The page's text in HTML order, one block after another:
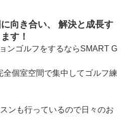
向き合い、 解決と成長す
す！
ンゴルフをするならSMART G
全個室空間で集中してゴルフ練
ンも行っているので日々のお